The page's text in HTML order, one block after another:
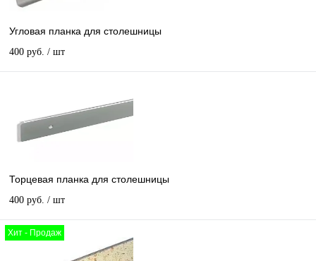
Угловая планка для столешницы
400 руб. / шт
Торцевая планка для столешницы
400 руб. / шт
Хит - Продаж